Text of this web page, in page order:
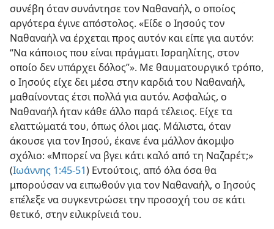
συνέβη όταν συνάντησε τον Ναθαναήλ, ο οποίος
αργότερα έγινε απόστολος. «Είδε ο Ιησούς τον
Ναθαναήλ να έρχεται προς αυτόν και είπε για αυτόν:
“Να κάποιος που είναι πράγματι Ισραηλίτης, στον
οποίο δεν υπάρχει δόλος”». Με θαυματουργικό τρόπο,
ο Ιησούς είχε δει μέσα στην καρδιά του Ναθαναήλ,
μαθαίνοντας έτσι πολλά για αυτόν. Ασφαλώς, ο
Ναθαναήλ ήταν κάθε άλλο παρά τέλειος. Είχε τα
ελαττώματά του, όπως όλοι μας. Μάλιστα, όταν
άκουσε για τον Ιησού, έκανε ένα μάλλον άκομψο
σχόλιο: «Μπορεί να βγει κάτι καλό από τη Ναζαρέτ;»
(Ιωάννης 1:45-51) Εντούτοις, από όλα όσα θα
μπορούσαν να ειπωθούν για τον Ναθαναήλ, ο Ιησούς
επέλεξε να συγκεντρώσει την προσοχή του σε κάτι
θετικό, στην ειλικρίνειά του.